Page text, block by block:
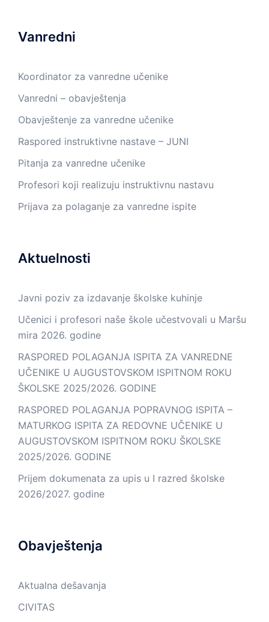
Vanredni
Koordinator za vanredne učenike
Vanredni – obavještenja
Obavještenje za vanredne učenike
Raspored instruktivne nastave – JUNI
Pitanja za vanredne učenike
Profesori koji realizuju instruktivnu nastavu
Prijava za polaganje za vanredne ispite
Aktuelnosti
Javni poziv za izdavanje školske kuhinje
Učenici i profesori naše škole učestvovali u Maršu
mira 2026. godine
RASPORED POLAGANJA ISPITA ZA VANREDNE
UČENIKE U AUGUSTOVSKOM ISPITNOM ROKU
ŠKOLSKE 2025/2026. GODINE
RASPORED POLAGANJA POPRAVNOG ISPITA –
MATURKOG ISPITA ZA REDOVNE UČENIKE U
AUGUSTOVSKOM ISPITNOM ROKU ŠKOLSKE
2025/2026. GODINE
Prijem dokumenata za upis u I razred školske
2026/2027. godine
Obavještenja
Aktualna dešavanja
CIVITAS